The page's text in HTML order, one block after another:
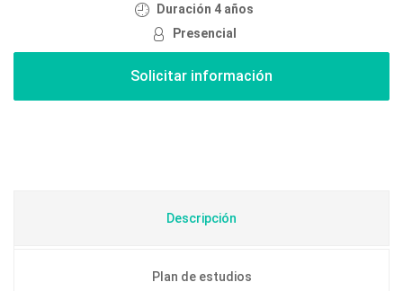
Duración 4 años
Presencial
Descripción
Plan de estudios